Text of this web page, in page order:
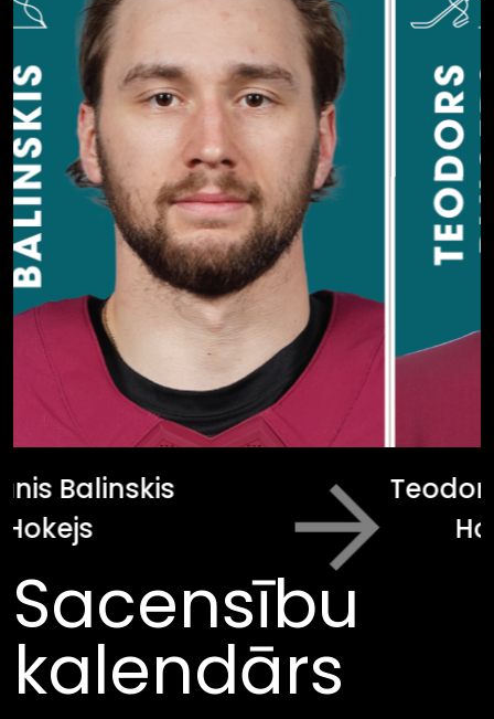
Teodors Bļugers
Hokejs
Next
Sacensību
kalendārs